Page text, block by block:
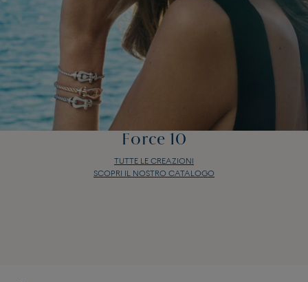
Force 10
TUTTE LE CREAZIONI
SCOPRI IL NOSTRO CATALOGO